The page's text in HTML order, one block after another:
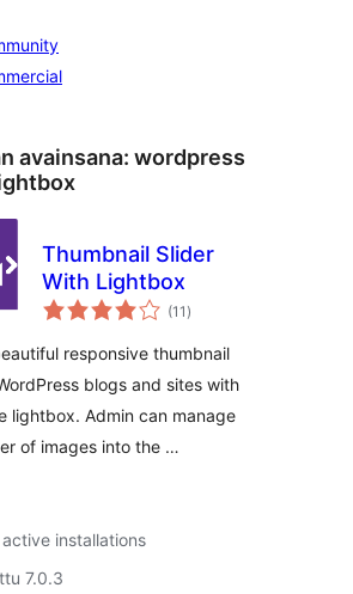
avainsana: wordpress
Thumbnail Slider
With Lightbox
(11 arvosanat
yhteensä
)
responsive thumbnail
blogs and sites with
lightbox. Admin can manage
of images into the …
installations
7.0.3